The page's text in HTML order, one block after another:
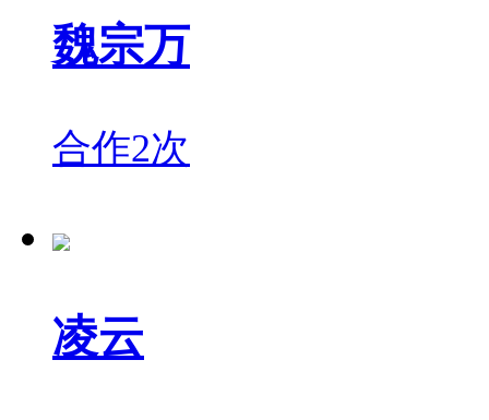
魏宗万
合作2次
凌云